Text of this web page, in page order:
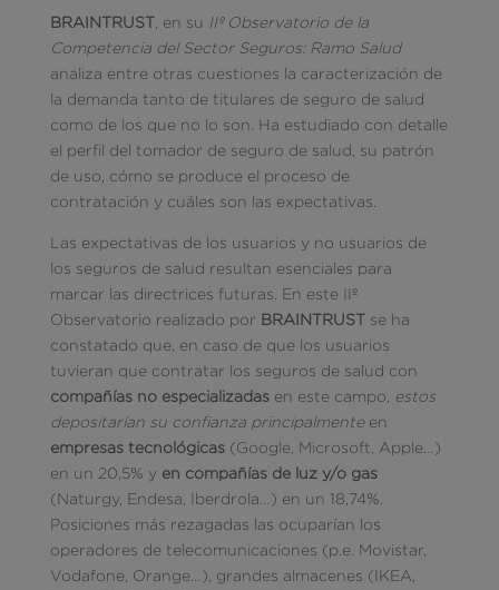
BRAINTRUST, en su IIº Observatorio de la
Competencia del Sector Seguros: Ramo Salud
analiza entre otras cuestiones la caracterización de
la demanda tanto de titulares de seguro de salud
como de los que no lo son. Ha estudiado con detalle
el perfil del tomador de seguro de salud, su patrón
de uso, cómo se produce el proceso de
contratación y cuáles son las expectativas.
Las expectativas de los usuarios y no usuarios de
los seguros de salud resultan esenciales para
marcar las directrices futuras. En este IIº
Observatorio realizado por BRAINTRUSTse ha
constatado que, en caso de que los usuarios
tuvieran que contratar los seguros de salud con
compañías no especializadasen este campo, estos
depositarían su confianza principalmenteen
empresas tecnológicas(Google, Microsoft, Apple…)
en un 20,5% y en compañías de luz y/o gas
(Naturgy, Endesa, Iberdrola…) en un 18,74%.
Posiciones más rezagadas las ocuparían los
operadores de telecomunicaciones (p.e. Movistar,
Vodafone, Orange…), grandes almacenes (IKEA,